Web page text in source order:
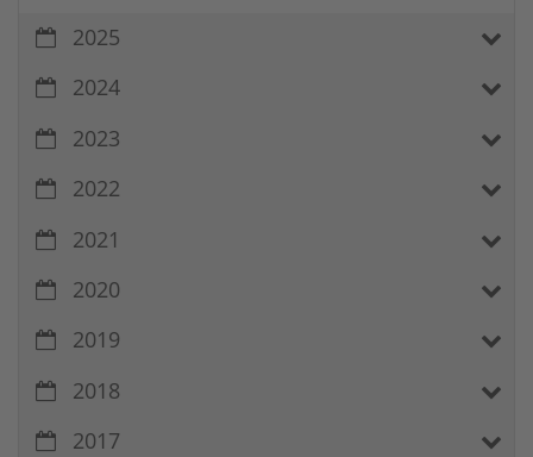
2025
2024
2023
2022
2021
2020
2019
2018
2017